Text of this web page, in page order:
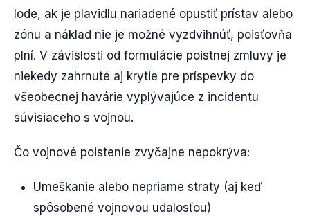
lode, ak je plavidlu nariadené opustiť prístav alebo
zónu a náklad nie je možné vyzdvihnúť, poisťovňa
plní. V závislosti od formulácie poistnej zmluvy je
niekedy zahrnuté aj krytie pre príspevky do
všeobecnej havárie vyplývajúce z incidentu
súvisiaceho s vojnou.
Čo vojnové poistenie zvyčajne nepokrýva:
Umeškanie alebo nepriame straty (aj keď
spôsobené vojnovou udalosťou)